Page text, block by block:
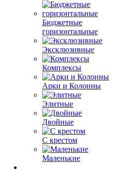
Бюджетные
горизонтальные
Эксклюзивные
Комплексы
Арки и Колонны
Элитные
Двойные
С крестом
Маленькие